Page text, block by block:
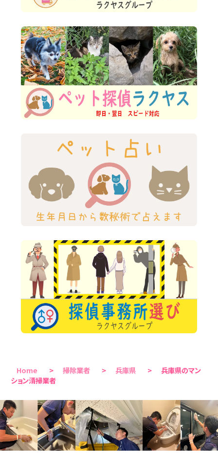
Home > 掃除業者 > 兵庫県 >
兵庫県のマン
ション清掃業者